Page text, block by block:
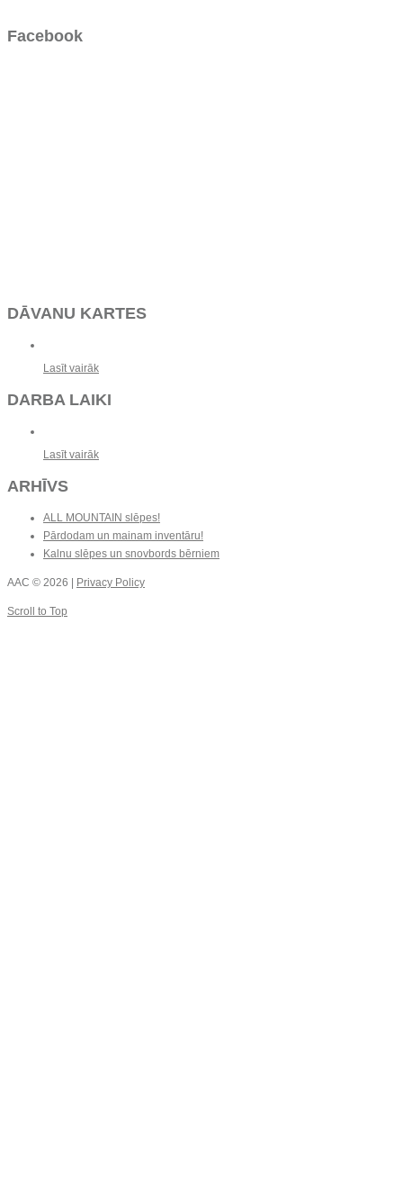
Facebook
DĀVANU KARTES
Lasīt vairāk
DARBA LAIKI
Lasīt vairāk
ARHĪVS
ALL MOUNTAIN slēpes!
Pārdodam un mainam inventāru!
Kalnu slēpes un snovbords bērniem
AAC © 2026 | Privacy Policy
Scroll to Top